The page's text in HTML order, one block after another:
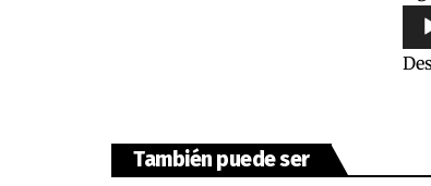
de
También puede ser